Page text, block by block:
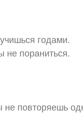
годами.
не пораниться.
не повторяешь